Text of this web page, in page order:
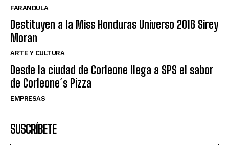
FARANDULA
Destituyen a la Miss Honduras Universo 2016 Sirey
Moran
ARTE Y CULTURA
Desde la ciudad de Corleone llega a SPS el sabor
de Corleone´s Pizza
EMPRESAS
SUSCRÍBETE